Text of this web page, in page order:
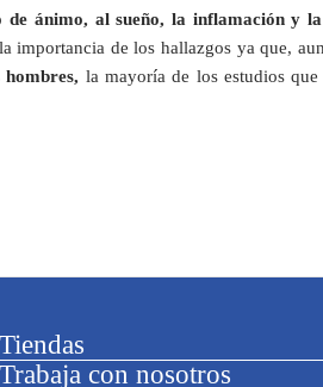
de ánimo, al sueño, la inflamación y
importancia de los hallazgos ya que,
la mayoría de los estudios que
Tiendas
Trabaja con nosotros